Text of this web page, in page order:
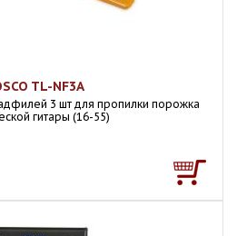
TL-NF3A
3 шт для пропилки порожка
гитары (16-55)